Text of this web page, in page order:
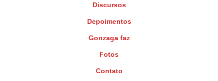
Discursos
Depoimentos
Gonzaga faz
Fotos
Contato